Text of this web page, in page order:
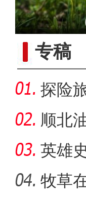
专稿
探险
顺北
名的
英雄
牧草